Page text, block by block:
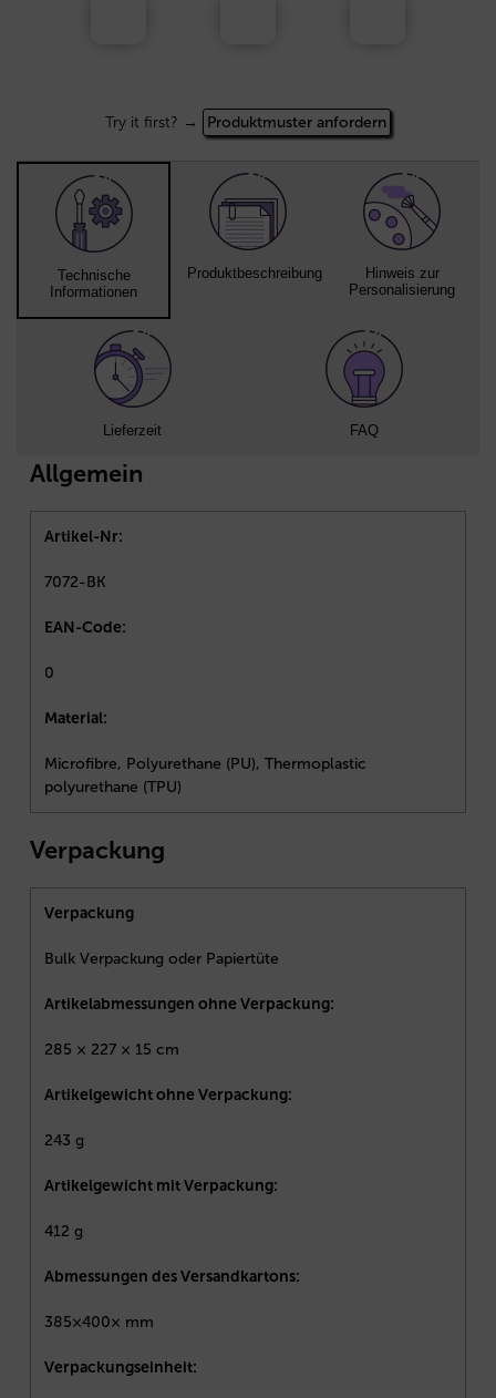
Try it first? → Produktmuster anfordern
Technische
Informationen
Produktbeschreibung
Hinweis zur
Personalisierung
Lieferzeit FAQ
Allgemein
Artikel-Nr:
7072-BK
EAN-Code:
0
Material:
Microfibre, Polyurethane (PU), Thermoplastic
polyurethane (TPU)
Verpackung
Verpackung
Bulk Verpackung oder Papiertüte
Artikelabmessungen ohne Verpackung:
285 × 227 × 15 cm
Artikelgewicht ohne Verpackung:
243 g
Artikelgewicht mit Verpackung:
412 g
Abmessungen des Versandkartons:
385×400× mm
Verpackungseinheit: